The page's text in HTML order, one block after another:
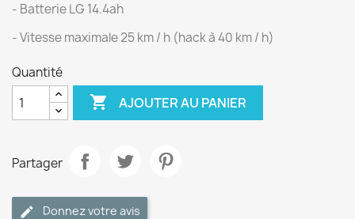
- Batterie LG 14.4ah
- Vitesse maximale 25 km / h (hack à 40 km / h)
Quantité
 AJOUTER AU PANIER
Partager
Donnez votre avis